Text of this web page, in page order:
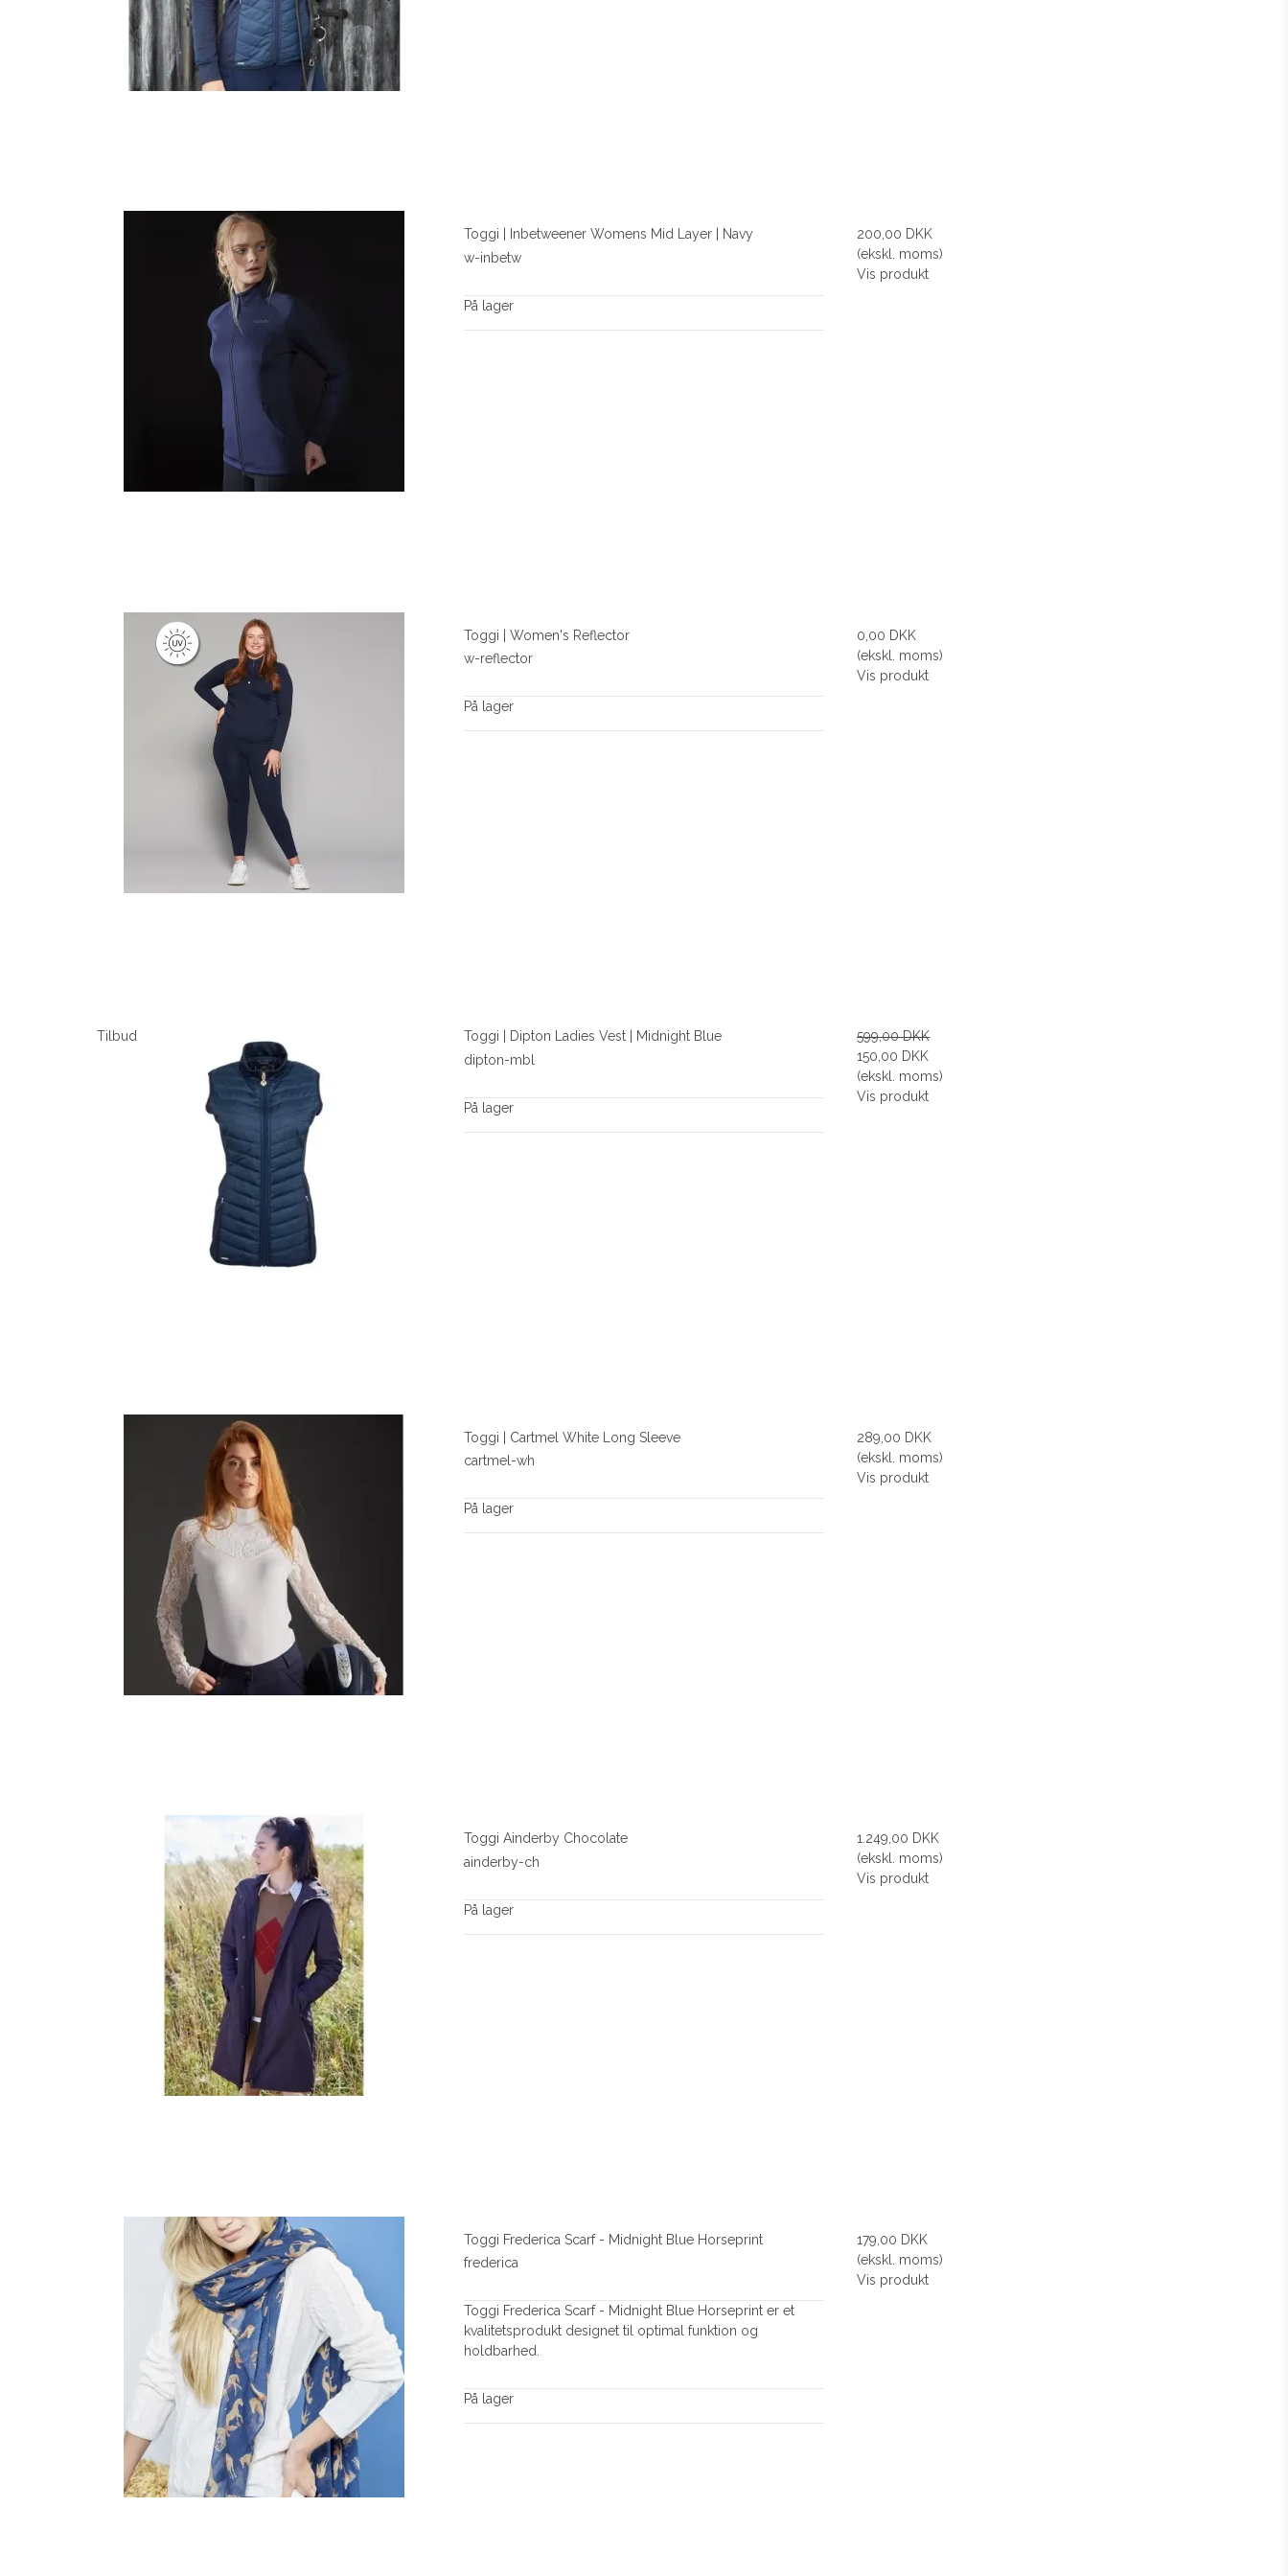
Toggi | Inbetweener Womens Mid Layer | Navy
w-inbetw
På lager
200,00 DKK
(ekskl. moms)
Vis produkt
Toggi | Women's Reflector
w-reflector
På lager
0,00 DKK
(ekskl. moms)
Vis produkt
Tilbud
Toggi | Dipton Ladies Vest | Midnight Blue
dipton-mbl
På lager
599,00 DKK
150,00 DKK
(ekskl. moms)
Vis produkt
Toggi | Cartmel White Long Sleeve
cartmel-wh
På lager
289,00 DKK
(ekskl. moms)
Vis produkt
Toggi Ainderby Chocolate
ainderby-ch
På lager
1.249,00 DKK
(ekskl. moms)
Vis produkt
Toggi Frederica Scarf - Midnight Blue Horseprint
frederica
Toggi Frederica Scarf - Midnight Blue Horseprint er et
kvalitetsprodukt designet til optimal funktion og
holdbarhed.
På lager
179,00 DKK
(ekskl. moms)
Vis produkt